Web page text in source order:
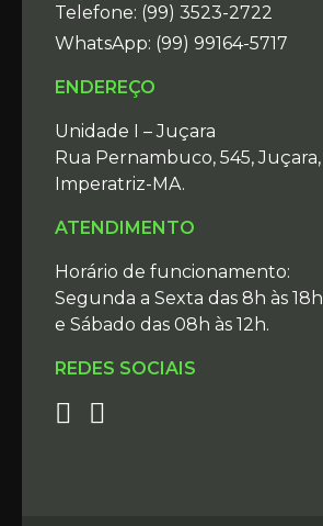
Telefone: (99) 3523-2722
WhatsApp: (99) 99164-5717
ENDEREÇO
Unidade I – Juçara
Rua Pernambuco, 545, Juçara,
Imperatriz-MA.
ATENDIMENTO
Horário de funcionamento:
Segunda a Sexta das 8h às 18h
e Sábado das 08h às 12h.
REDES SOCIAIS